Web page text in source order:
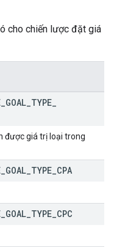
cho chiến lược đặt giá
GOAL TYPE
được giá trị loại trong
GOAL TYPE CPA
GOAL TYPE CPC